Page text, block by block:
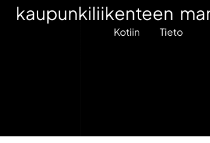
kaupunkiliikenteen
Kotiin Tieto